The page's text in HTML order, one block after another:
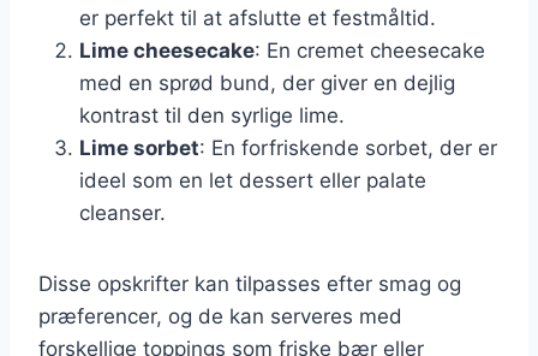
er perfekt til at afslutte et festmåltid.
Lime cheesecake: En cremet cheesecake
med en sprød bund, der giver en dejlig
kontrast til den syrlige lime.
Lime sorbet: En forfriskende sorbet, der er
ideel som en let dessert eller palate
cleanser.
Disse opskrifter kan tilpasses efter smag og
præferencer, og de kan serveres med
forskellige toppings som friske bær eller